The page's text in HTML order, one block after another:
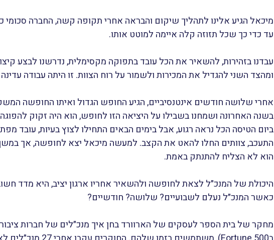
מיכאל הגיע אלינו לתהליך שיקום והבראה אחרי תקופה קשה, החברה סכומי
עד כדי כך שכל תזוזה קלה איימה למוטט אותו.
עבדנו בזהירות, להשאיר את הכל עובד בתפוקה מקסימלית, נדרשנו לבצע
ומהצד השני להגדיל את המכירות ולשמור על רוח הצוות. זו היתה עבודה עדינה
אחרי שלושה חודשים אינטנסיביים, הגיע החופש הגדול ואיתו החופשה
בשנה האחרונה ושמחנו בשבילו על היציאה הזו לחופש, הוא היה זקוק
ביום הטיסה הכל נראה רגוע, אבל בימים הבאים התחילו לצוץ בעיות, עובד
התעכב, צוותים החלו להאט את הקצב. למעשה מיכאל יצא לחופשה, אך
הוא לא הצליח להתנתק באמת.
היכולת של המנכ״ל לצאת לחופשה ולהשאיר אחריו ארגון יציב, היא מדד
כאשר המנכ״ל נעלם לשבועיים? שלושה? חודשיים?
מחקר של בית הספר לעסקים של הארוורד בחן איך מנכ״לים של חברות